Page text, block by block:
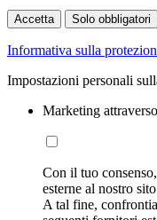
Accetta Solo obbligatori
Informativa sulla
Impostazioni personali
Marketing
Con il tuo
esterne al nostro
A tal fine,